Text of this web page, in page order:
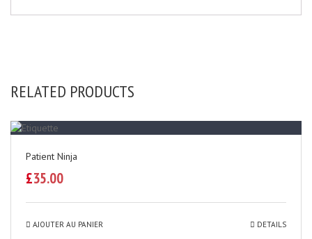
RELATED PRODUCTS
Patient Ninja
£35.00
AJOUTER AU PANIER DETAILS